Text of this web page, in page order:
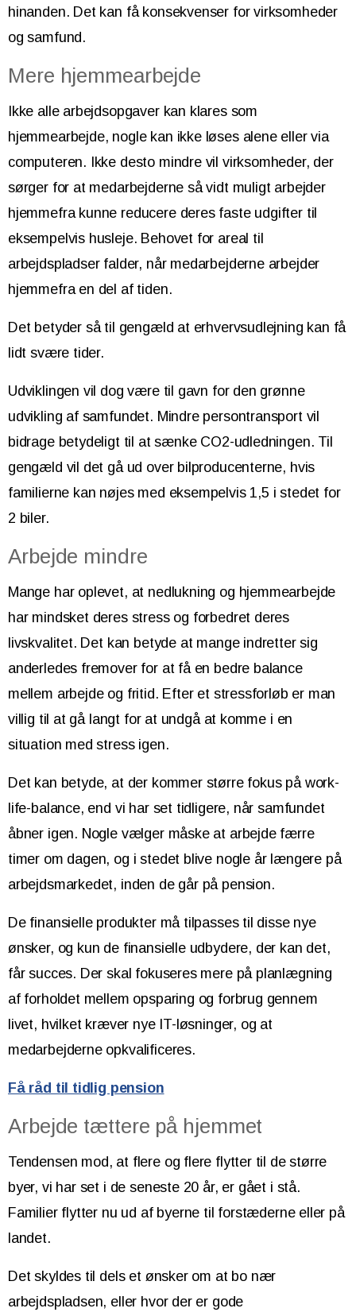
hinanden. Det kan få konsekvenser for virksomheder
og samfund.
Mere hjemmearbejde
Ikke alle arbejdsopgaver kan klares som
hjemmearbejde, nogle kan ikke løses alene eller via
computeren. Ikke desto mindre vil virksomheder, der
sørger for at medarbejderne så vidt muligt arbejder
hjemmefra kunne reducere deres faste udgifter til
eksempelvis husleje. Behovet for areal til
arbejdspladser falder, når medarbejderne arbejder
hjemmefra en del af tiden.
Det betyder så til gengæld at erhvervsudlejning kan få
lidt svære tider.
Udviklingen vil dog være til gavn for den grønne
udvikling af samfundet. Mindre persontransport vil
bidrage betydeligt til at sænke CO2-udledningen. Til
gengæld vil det gå ud over bilproducenterne, hvis
familierne kan nøjes med eksempelvis 1,5 i stedet for
2 biler.
Arbejde mindre
Mange har oplevet, at nedlukning og hjemmearbejde
har mindsket deres stress og forbedret deres
livskvalitet. Det kan betyde at mange indretter sig
anderledes fremover for at få en bedre balance
mellem arbejde og fritid. Efter et stressforløb er man
villig til at gå langt for at undgå at komme i en
situation med stress igen.
Det kan betyde, at der kommer større fokus på work-
life-balance, end vi har set tidligere, når samfundet
åbner igen. Nogle vælger måske at arbejde færre
timer om dagen, og i stedet blive nogle år længere på
arbejdsmarkedet, inden de går på pension.
De finansielle produkter må tilpasses til disse nye
ønsker, og kun de finansielle udbydere, der kan det,
får succes. Der skal fokuseres mere på planlægning
af forholdet mellem opsparing og forbrug gennem
livet, hvilket kræver nye IT-løsninger, og at
medarbejderne opkvalificeres.
Få råd til tidlig pension
Arbejde tættere på hjemmet
Tendensen mod, at flere og flere flytter til de større
byer, vi har set i de seneste 20 år, er gået i stå.
Familier flytter nu ud af byerne til forstæderne eller på
landet.
Det skyldes til dels et ønsker om at bo nær
arbejdspladsen, eller hvor der er gode